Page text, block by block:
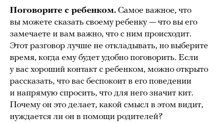
Поговорите с ребенком. Самое важное, что
вы можете сказать своему ребенку — что вы его
замечаете и вам важно, что с ним происходит.
Этот разговор лучше не откладывать, но выберите
время, когда ему будет удобно поговорить. Если
у вас хороший контакт с ребенком, можно открыто
рассказать, что вас беспокоит в его поведении
и напрямую спросить, что для него значит кит.
Почему он это делает, какой смысл в этом видит,
нуждается ли он в помощи родителей?